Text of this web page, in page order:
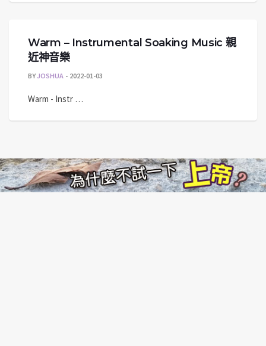
Warm – Instrumental Soaking Music 親
近神音樂
BYJOSHUA 2022-01-03
Warm - Instr …